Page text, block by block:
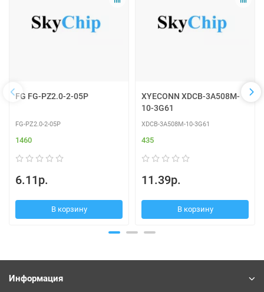
FG FG-PZ2.0-2-05P
FG-PZ2.0-2-05P
1460
6.11р.
В корзину
XYECONN XDCB-3A508M-
10-3G61
XDCB-3A508M-10-3G61
435
11.39р.
В корзину
Информация